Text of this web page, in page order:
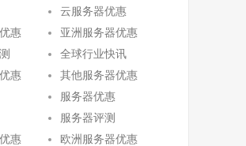
云服务器优惠
惠
亚洲服务器优惠
全球行业快讯
惠
其他服务器优惠
服务器优惠
服务器评测
惠
欧洲服务器优惠